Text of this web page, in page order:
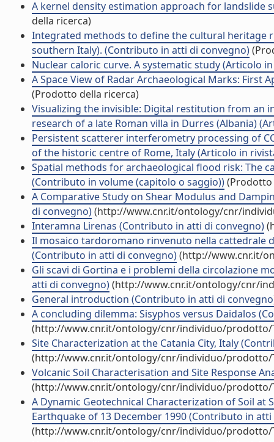
A kernel density estimation approach for landslide
della ricerca)
Integrated methods to define the cultural heritage
southern Italy). (Contributo in atti di convegno)
Nuclear caloric curve. A systematic study (Articolo
A Space View of Radar Archaeological Marks: First
(Prodotto della ricerca)
Visualizing the invisible: Digital restitution from an
research of a late Roman villa in Durres (Albania)
Persistent scatterer interferometry processing of
of the historic centre of Rome, Italy (Articolo in
Spatial methods for archaeological flood risk: The
(Contributo in volume (capitolo o saggio))(Prodotto
A Comparative Study on Shear Modulus and
di convegno)(http://www.cnr.it/ontology/cnr/
Interamna Lirenas (Contributo in atti di convegno)
Il mosaico tardoromano rinvenuto nella cattedrale
(Contributo in atti di convegno)(http://www.cnr.it/
Gli scavi di Gortina e i problemi della circolazione
atti di convegno)(http://www.cnr.it/ontology/cnr/
General introduction (Contributo in atti di
A concluding dilemma: Sisyphos versus Daidalos
(http://www.cnr.it/ontology/cnr/individuo/prodotto/
Site Characterization at the Catania City, Italy
(http://www.cnr.it/ontology/cnr/individuo/prodotto/
Volcanic Soil Characterisation and Site Response
(http://www.cnr.it/ontology/cnr/individuo/prodotto/
A Dynamic Geotechnical Characterization of Soil at
Earthquake of 13 December 1990 (Contributo in
(http://www.cnr.it/ontology/cnr/individuo/prodotto/